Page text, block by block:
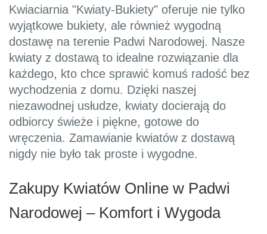
Kwiaciarnia "Kwiaty-Bukiety" oferuje nie tylko
wyjątkowe bukiety, ale również wygodną
dostawę na terenie Padwi Narodowej. Nasze
kwiaty z dostawą to idealne rozwiązanie dla
każdego, kto chce sprawić komuś radość bez
wychodzenia z domu. Dzięki naszej
niezawodnej usłudze, kwiaty docierają do
odbiorcy świeże i piękne, gotowe do
wręczenia. Zamawianie kwiatów z dostawą
nigdy nie było tak proste i wygodne.
Zakupy Kwiatów Online w Padwi
Narodowej – Komfort i Wygoda